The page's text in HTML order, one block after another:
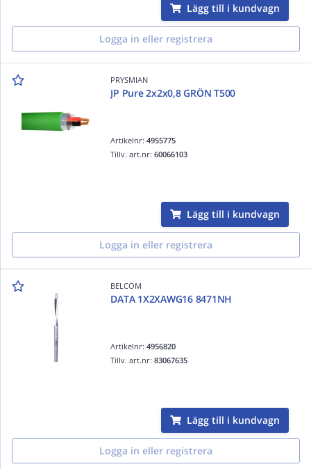
Lägg till i kundvagn
Logga in eller registrera
PRYSMIAN
JP Pure 2x2x0,8 GRÖN T500
Artikelnr:4955775
Tillv. art.nr:60066103
Lägg till i kundvagn
Logga in eller registrera
BELCOM
DATA 1X2XAWG16 8471NH
Artikelnr:4956820
Tillv. art.nr:83067635
Lägg till i kundvagn
Logga in eller registrera